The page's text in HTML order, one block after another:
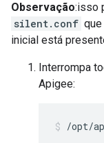
Observação:isso
silent.conf
inicial está
Interrompa
Apigee:
/opt/